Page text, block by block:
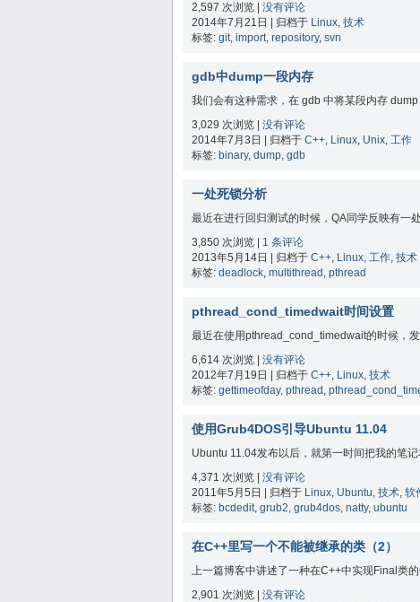
2,597 次浏览 | 没有评论
2014年7月21日 | 归档于 Linux, 技术
标签: git, import, repository, svn
gdb中dump一段内存
我们会有这种需求，在 gdb 中将某段内存
3,029 次浏览 | 没有评论
2014年7月3日 | 归档于 C++, Linux, Unix, 工作
标签: binary, dump, gdb
一处死锁分析
最近在进行回归测试的时候，QA同学反映有
3,850 次浏览 | 1 条评论
2013年5月14日 | 归档于 C++, Linux, 工作, 技术
标签: deadlock, multithread , pthread
pthread_cond_timedwait时间设置
最近在使用pthread_cond_timedwait的时候，
6,614 次浏览 | 没有评论
2012年7月19日 | 归档于 C++, Linux, 技术
标签: gettimeofday, pthread ,
使用Grub4DOS引导Ubuntu 11.04
Ubuntu 11.04发布以后，就第一时间把我的笔
4,371 次浏览 | 没有评论
2011年5月5日 | 归档于 Linux, Ubuntu, 技术, 软
标签: bcdedit, grub2, grub4dos, natty, ubuntu
在C++里写一个不能被继承的类（2）
上一篇博客中讲述了一种在C++中实现Final类
2,901 次浏览 | 没有评论